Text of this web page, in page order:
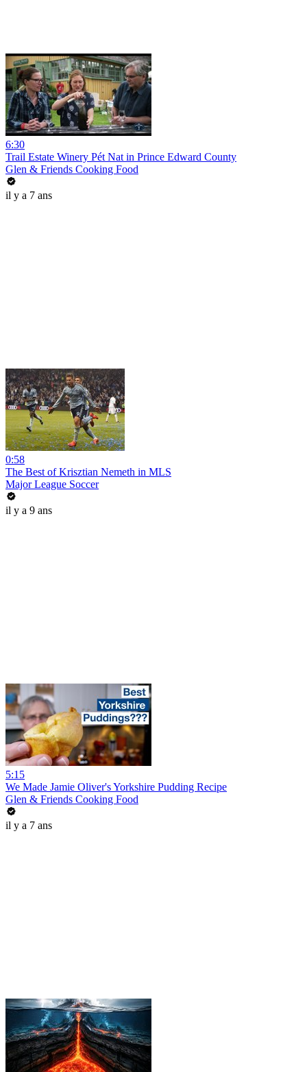
6:30
Trail Estate Winery Pét Nat in Prince Edward County
Glen & Friends Cooking Food
il y a 7 ans
0:58
The Best of Krisztian Nemeth in MLS
Major League Soccer
il y a 9 ans
5:15
We Made Jamie Oliver's Yorkshire Pudding Recipe
Glen & Friends Cooking Food
il y a 7 ans